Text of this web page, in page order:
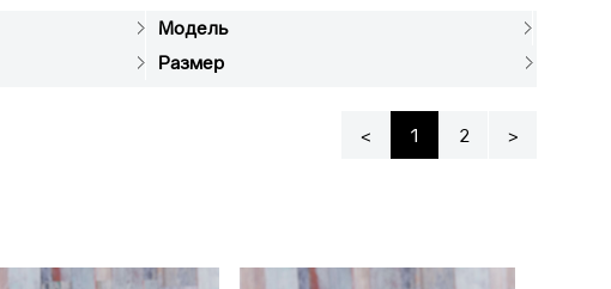
Модель
Размер
< 1 2 >